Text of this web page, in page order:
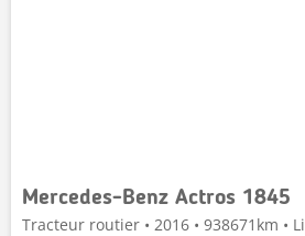
Mercedes-Benz Actros 1845
Tracteur routier • 2016 • 938671km •